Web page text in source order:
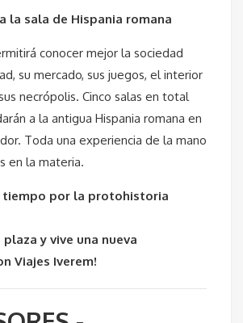
la sala de Hispania romana
conocer mejor la sociedad
su mercado, sus juegos, el interior
necrópolis. Cinco salas en total
a la antigua Hispania romana en
Toda una experiencia de la mano
en la materia.
tiempo por la protohistoria
plaza y vive una nueva
Viajes Iverem!